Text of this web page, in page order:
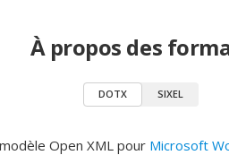
À propos des
DOTX SIXEL
Open XML pour Microsoft